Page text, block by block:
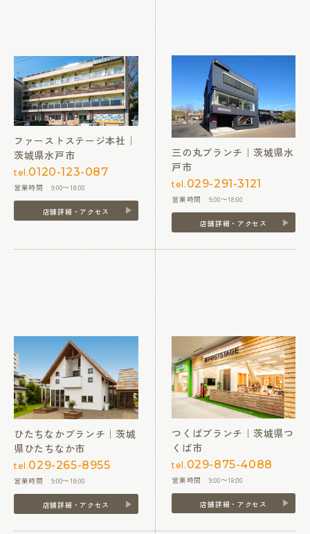
ファーストステージ本社｜
茨城県水戸市
tel.0120-123-087
営業時間 9:00〜18:00
店舗詳細・アクセス
三の丸ブランチ｜茨城県水
戸市
tel. 029-291-3121
営業時間 9:00〜18:00
店舗詳細・アクセス
ひたちなかブランチ｜茨城
県ひたちなか市
tel.029-265-8955
営業時間 9:00〜18:00
店舗詳細・アクセス
つくばブランチ｜茨城県つ
くば市
tel. 029-875-4088
営業時間 9:00〜18:00
店舗詳細・アクセス